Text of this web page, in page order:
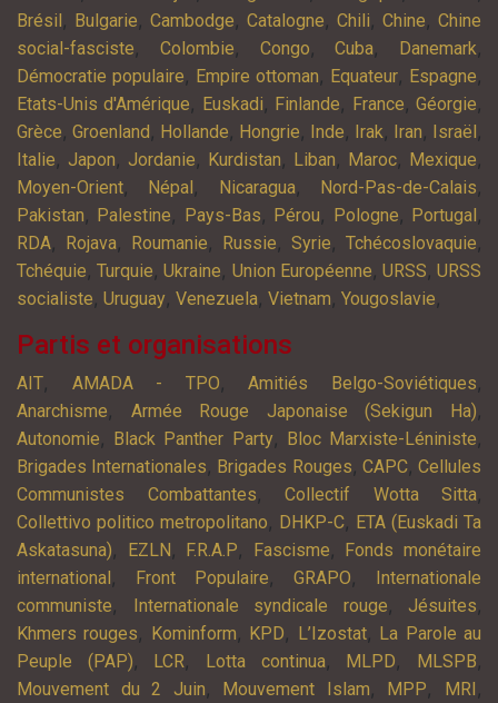
Brésil , Bulgarie, Cambodge, Catalogne, Chili, Chine, Chine
social-fasciste, Colombie, Congo,Cuba, Danemark,
Démocratie populaire, Empire ottoman, Equateur, Espagne,
Etats-Unis d'Amérique, Euskadi, Finlande, France,Géorgie,
Grèce, Groenland , Hollande, Hongrie, Inde, Irak, Iran, Israël ,
Italie, Japon, Jordanie, Kurdistan, Liban, Maroc, Mexique,
Moyen-Orient, Népal , Nicaragua, Nord-Pas-de-Calais,
Pakistan, Palestine, Pays-Bas, Pérou, Pologne, Portugal ,
RDA, Rojava, Roumanie, Russie, Syrie, Tchécoslovaquie,
Tchéquie,Turquie,Ukraine, Union Européenne, URSS,URSS
socialiste, Uruguay, Venezuela, Vietnam, Yougoslavie,
Partis et organisations
AIT, AMADA - TPO,Amitiés Belgo-Soviétiques,
Anarchisme, Armée Rouge Japonaise (Sekigun Ha),
Autonomie, Black Panther Party, Bloc Marxiste-Léniniste,
Brigades Internationales, Brigades Rouges, CAPC,Cellules
Communistes Combattantes, Collectif Wotta Sitta,
Collettivo politico metropolitano, DHKP-C, ETA (Euskadi Ta
Askatasuna), EZLN , F.R.A.P, Fascisme,
Fonds monétaire
international , Front Populaire, GRAPO,
Internationale
communiste, Internationale syndicale rouge, Jésuites,
Khmers rouges, Kominform, KPD, L’Izostat, La Parole au
Peuple (PAP), LCR, Lotta continua, MLPD, MLSPB,
Mouvement du 2 Juin, Mouvement Islam, MPP, MRI ,